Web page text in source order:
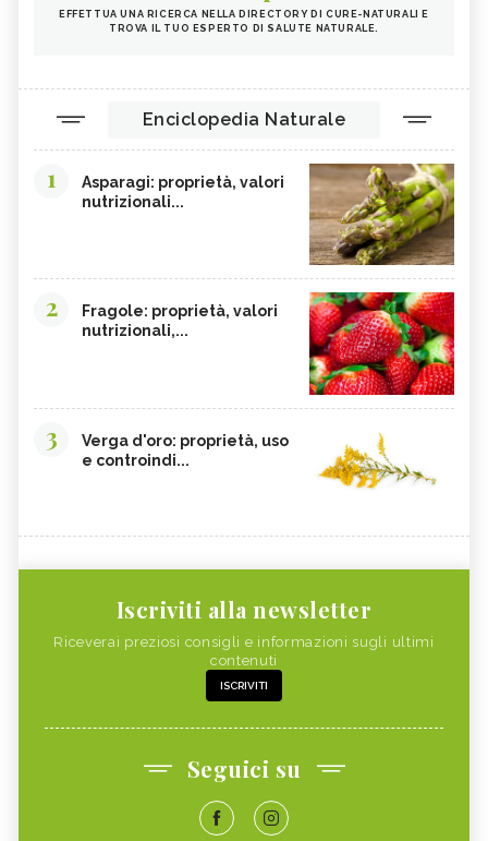
EFFETTUA UNA RICERCA NELLA DIRECTORY DI CURE-NATURALI E
TROVA IL TUO ESPERTO DI SALUTE NATURALE.
Enciclopedia Naturale
1
Asparagi: proprietà, valori
nutrizionali...
2
Fragole: proprietà, valori
nutrizionali,...
3
Verga d'oro: proprietà, uso
e controindi...
Iscriviti alla newsletter
Riceverai preziosi consigli e informazioni sugli ultimi
contenuti
ISCRIVITI
Seguici su